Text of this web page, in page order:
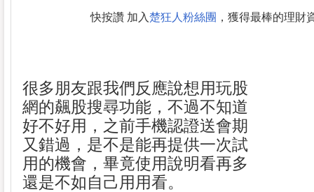
快按讚 加入楚狂人粉絲團 ，獲得最棒的理財
很多朋友跟我們反應說想用玩股
網的飆股搜尋功能，不過不知道
好不好用，之前手機認證送會期
又錯過，是不是能再提供一次試
用的機會，畢竟使用說明看再多
還是不如自己用用看。